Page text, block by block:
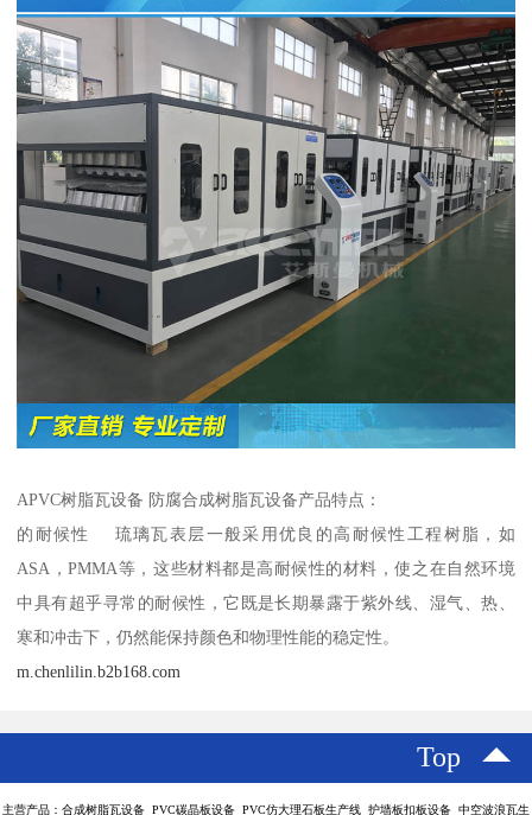
APVC树脂瓦设备 防腐合成树脂瓦设备产品特点：
的耐候性 琉璃瓦表层一般采用优良的高耐候性工程树脂，如
ASA，PMMA等，这些材料都是高耐候性的材料，使之在自然环境
中具有超乎寻常的耐候性，它既是长期暴露于紫外线、湿气、热、
寒和冲击下，仍然能保持颜色和物理性能的稳定性。
m.chenlilin.b2b168.com
Top
主营产品：合成树脂瓦设备 PVC碳晶板设备 PVC仿大理石板生产线 护墙板扣板设备 中空波浪瓦生